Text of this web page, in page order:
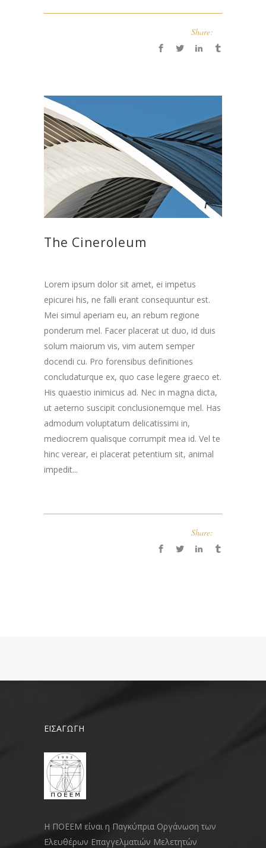
Share:
The Cineroleum
Lorem ipsum dolor sit amet, ei impetus
epicurei his, ne falli erant consequuntur est.
Mei simul aperiam eu, an rebum regione
ponderum mel. Facer placerat ut duo, id duis
solum maiorum vis, vim autem semper
docendi cu. Pro forensibus definitiones
concludaturque ex, quo case legere graeco et.
His quaestio inimicus ad. Nec in magna dicta,
ut aeterno suscipit conclusionemque mel. Has
admodum voluptatum delicatissimi in,
mediocrem qualisque corrumpit mea id. Vel te
hinc verear, ei placerat petentium sit, animal
impedit...
Share:
ΕΙΣΑΓΩΓΗ
Η ΠΟΕΕΜ είναι η Παγκύπρια Οργάνωση των
Ελευθέρων Επαγγελματιών Μελετητών